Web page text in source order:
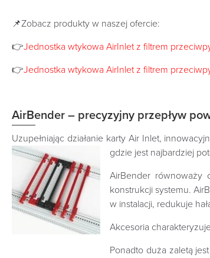
📌Zobacz produkty w naszej ofercie:
👉Jednostka wtykowa AirInlet z filtrem
👉Jednostka wtykowa AirInlet z filtrem
AirBender – precyzyjny przepływ
Uzupełniając działanie karty Air Inlet,
gdzie jest najbardziej
AirBender równoważy
konstrukcji systemu.
w instalacji, redukuje
Akcesoria
Ponadto duża zaletą